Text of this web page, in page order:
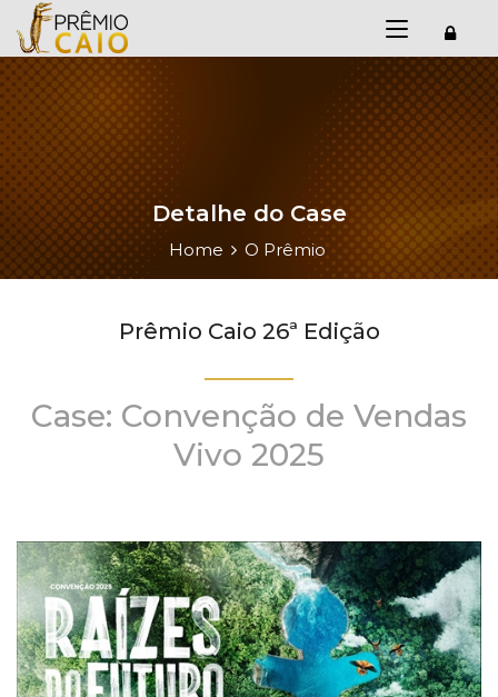
Detalhe do Case
Home O Prêmio
Prêmio Caio 26ª Edição
Case: Convenção de Vendas
Vivo 2025